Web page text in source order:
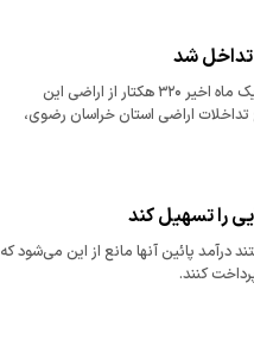
رئیس جهاد کشاورزی جوین گفت: در یک ماه اخیر ۳۲۰ هکتار از اراضی این
اراضی استان خراسان رضوی،
را تسهیل کند
درآمد پائین آنها مانع از این می‌شود که
کنند.